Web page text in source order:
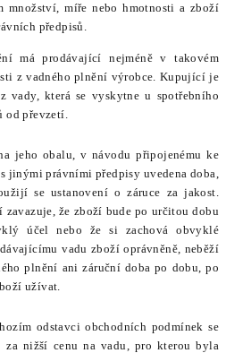
míře nebo hmotnosti a zboží
předpisů.
má prodávající nejméně v takovém
z vadného plnění výrobce. Kupující je
vady, která se vyskytne u spotřebního
od převzetí.
jeho obalu, v návodu připojenému ke
jinými právními předpisy uvedena doba,
se ustanovení o záruce za jakost.
že zboží bude po určitou dobu
účel nebo že si zachová obvyklé
vadu zboží oprávněně, neběží
plnění ani záruční doba po dobu, po
užívat.
odstavci obchodních podmínek se
za nižší cenu na vadu, pro kterou byla